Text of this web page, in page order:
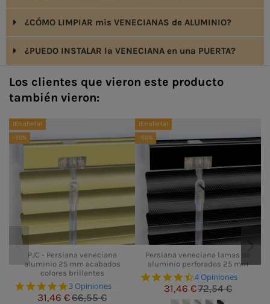
¿CÓMO LIMPIAR mis VENECIANAS de ALUMINIO?
¿PUEDO INSTALAR la VENECIANA en una PUERTA?
Los clientes que vieron este producto
también vieron:
¡En oferta!
-50%
PJC - Persiana veneciana
aluminio 25 mm acabados
colores brillantes
5.0 star rating
3 Opiniones
31,46 €66,55 €
¡En oferta!
-50%
Persiana veneciana lamas de
aluminio perforadas 25 mm
4.3 star rating
4 Opiniones
31,46 €72,54 €